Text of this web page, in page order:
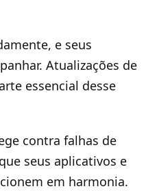
e seus
Atualizações de
essencial desse
contra falhas de
seus aplicativos e
em harmonia.